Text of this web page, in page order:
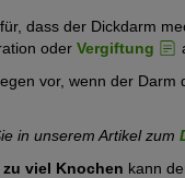
dass der Dickdarm
oder Vergiftung
vor, wenn der
in unserem Artikel zum
viel Knochen kann